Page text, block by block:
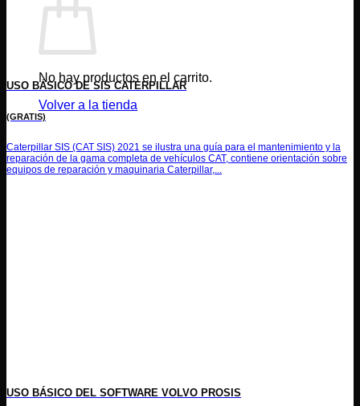
No hay productos en el carrito.
Volver a la tienda
USO BÁSICO DE SIS CATERPILLAR
(GRATIS)
Caterpillar SIS (CAT SIS) 2021 se ilustra una guía para el mantenimiento y la
reparación de la gama completa de vehículos CAT, contiene orientación sobre
equipos de reparación y maquinaria Caterpillar,...
USO BÁSICO DEL SOFTWARE VOLVO PROSIS